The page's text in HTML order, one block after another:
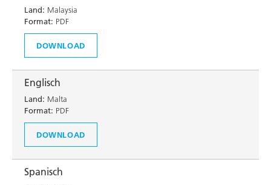
Land: Malaysia
Format: PDF
DOWNLOAD
Englisch
Land: Malta
Format: PDF
DOWNLOAD
Spanisch